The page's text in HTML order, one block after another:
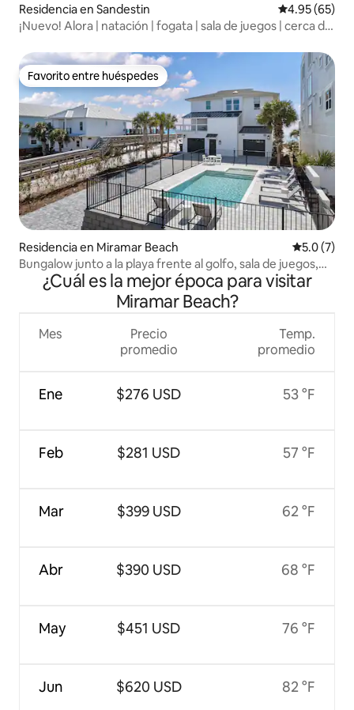
Residencia en Sandestin Calificación
4.95 (65)
¡Nuevo! Alora | natación | fogata | sala de juegos | cerca de
Favorito entre huéspedes
Favorito entre huéspedes
Residencia en Miramar Beach
5.0 (7)
Bungalow junto a la playa frente al golfo, sala de juegos,
privado¿Cuál es la mejor época para visitar
Miramar Beach?
Mes
Ene
Feb
Mar
Abr
May
Jun
Precio
promedio
$276 USD
$281 USD
$399 USD
$390 USD
$451 USD
$620 USD
Temp.
promedio
53 °F
57 °F
62 °F
68 °F
76 °F
82 °F